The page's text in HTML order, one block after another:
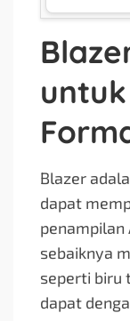
Blazer
dapat
penampilan
sebaiknya
seperti biru
dapat